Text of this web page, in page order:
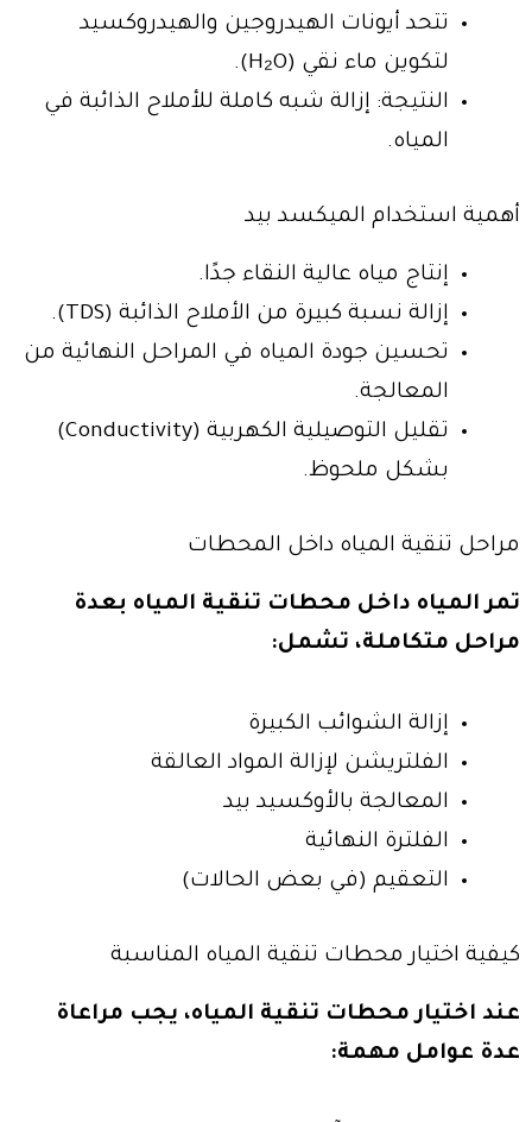
تتحد أيونات الهيدروجين والهيدروكسيد
لتكوين ماء نقي (H₂O).
النتيجة: إزالة شبه كاملة للأملاح الذائبة في
المياه.
أهمية استخدام الميكسد بيد
إنتاج مياه عالية النقاء جدًا.
إزالة نسبة كبيرة من الأملاح الذائبة (TDS).
تحسين جودة المياه في المراحل النهائية من
المعالجة.
تقليل التوصيلية الكهربية (Conductivity)
بشكل ملحوظ.
مراحل تنقية المياه داخل المحطات
تمر المياه داخل محطات تنقية المياه بعدة
مراحل متكاملة، تشمل:
إزالة الشوائب الكبيرة
الفلتريشن لإزالة المواد العالقة
المعالجة بالأوكسيد بيد
الفلترة النهائية
التعقيم (في بعض الحالات)
كيفية اختيار محطات تنقية المياه المناسبة
عند اختيار محطات تنقية المياه، يجب مراعاة
عدة عوامل مهمة: